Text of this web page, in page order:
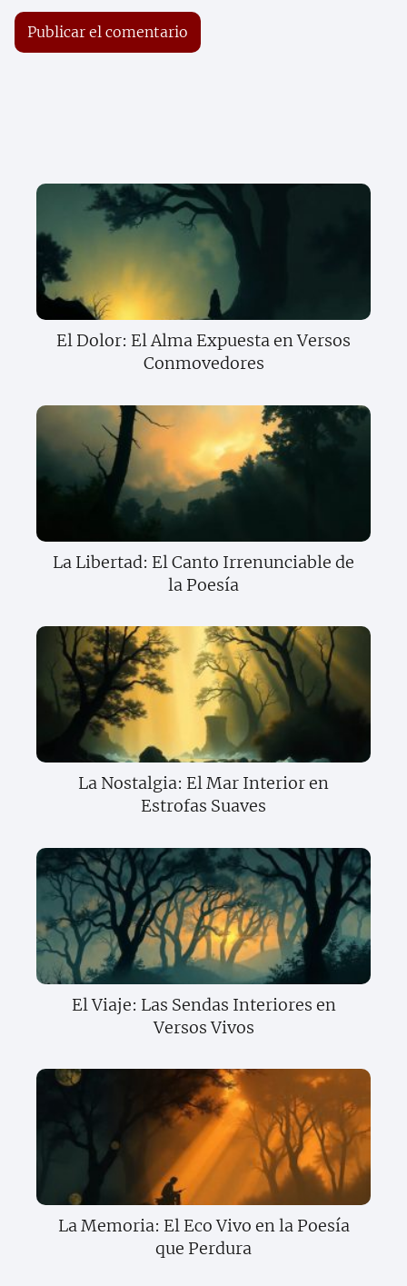
El Dolor: El Alma Expuesta en Versos
Conmovedores
La Libertad: El Canto Irrenunciable de
la Poesía
La Nostalgia: El Mar Interior en
Estrofas Suaves
El Viaje: Las Sendas Interiores en
Versos Vivos
La Memoria: El Eco Vivo en la Poesía
que Perdura